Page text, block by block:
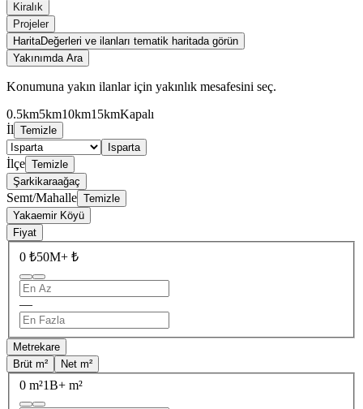
Kiralık
Projeler
HaritaDeğerleri ve ilanları tematik haritada görün
Yakınımda Ara
Konumuna yakın ilanlar için yakınlık mesafesini seç.
0.5km5km10km15kmKapalı
İl Temizle
Isparta
İlçe Temizle
Şarkikaraağaç
Semt/Mahalle Temizle
Yakaemir Köyü
Fiyat
0 ₺50M+ ₺
—
Metrekare
Brüt m²
Net m²
0 m²1B+ m²